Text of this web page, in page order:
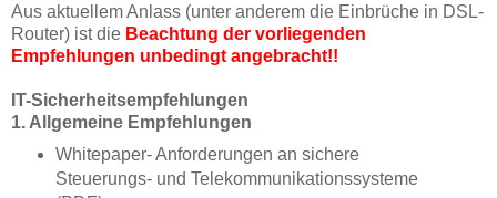
Aus aktuellem Anlass (unter anderem die Einbrüche in DSL-
Router) ist die Beachtung der vorliegenden
Empfehlungen unbedingt angebracht!!
IT-Sicherheitsempfehlungen
1. Allgemeine Empfehlungen
Whitepaper- Anforderungen an sichere
Steuerungs- und Telekommunikationssysteme